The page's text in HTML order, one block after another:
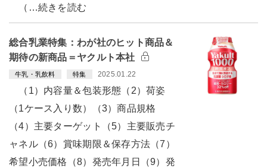
（…続きを読む
総合乳業特集：わが社のヒット商品＆
期待の新商品＝ヤクルト本社
牛乳・乳飲料 特集 2025.01.22
（1）内容量＆包装形態（2）荷姿
（1ケース入り数）（3）商品規格
（4）主要ターゲット（5）主要販売チ
ャネル（6）賞味期限＆保存方法（7）
希望小売価格（8）発売年月日（9）発